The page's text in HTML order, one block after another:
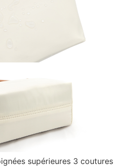
supérieures 3 coutures